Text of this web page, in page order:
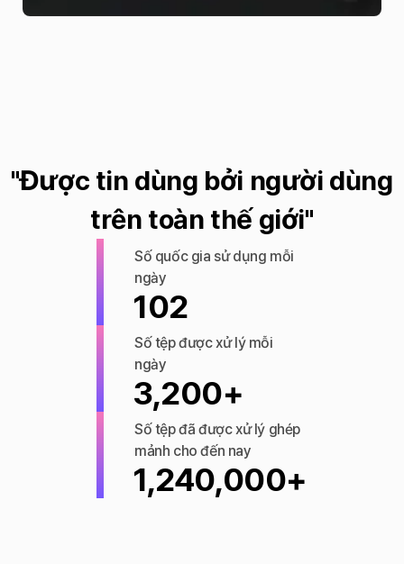
"Được tin dùng bởi người dùng
trên toàn thế giới"
Số quốc gia sử dụng mỗi
ngày
102
Số tệp được xử lý mỗi
ngày
3,200+
Số tệp đã được xử lý ghép
mảnh cho đến nay
1,240,000+